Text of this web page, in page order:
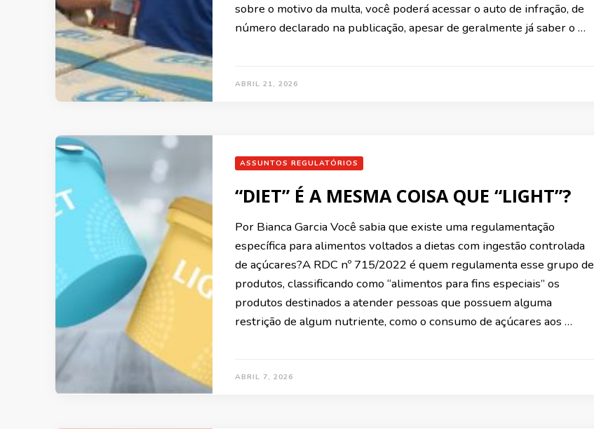
sobre o motivo da multa, você poderá acessar o auto de infração, de
número declarado na publicação, apesar de geralmente já saber o …
ABRIL 21, 2026
ASSUNTOS REGULATÓRIOS
“DIET” É A MESMA COISA QUE “LIGHT”?
Por Bianca Garcia Você sabia que existe uma regulamentação
específica para alimentos voltados a dietas com ingestão controlada
de açúcares?A RDC nº 715/2022 é quem regulamenta esse grupo de
produtos, classificando como “alimentos para fins especiais” os
produtos destinados a atender pessoas que possuem alguma
restrição de algum nutriente, como o consumo de açúcares aos …
ABRIL 7, 2026